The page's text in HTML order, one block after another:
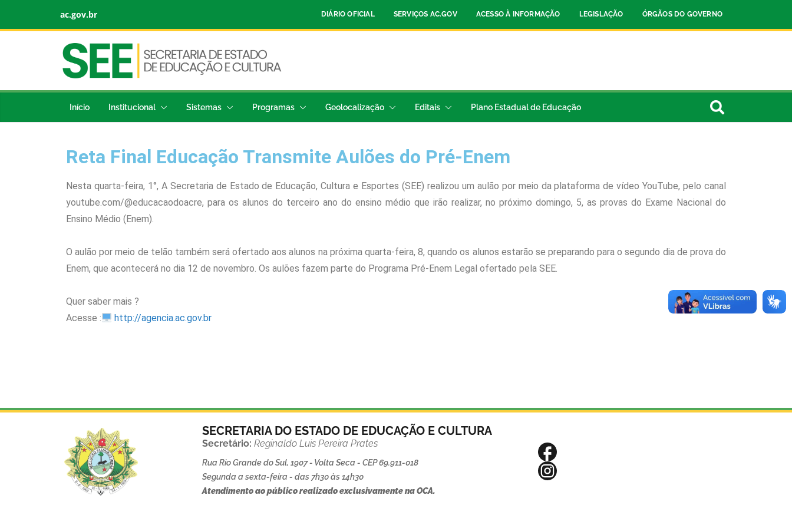
ac.gov.br DIÁRIO OFICIAL SERVIÇOS AC.GOV ACESSO À INFORMAÇÃO LEGISLAÇÃO ÓRGÃOS DO GOVERNO
Início Institucional Sistemas Programas Geolocalização Editais Plano Estadual de Educação
Reta Final Educação Transmite Aulões do Pré-Enem
Nesta quarta-feira, 1°, A Secretaria de Estado de Educação, Cultura e Esportes (SEE) realizou um aulão por meio da plataforma de vídeo YouTube, pelo canal
youtube.com/@educacaodoacre, para os alunos do terceiro ano do ensino médio que irão realizar, no próximo domingo, 5, as provas do Exame Nacional do
Ensino Médio (Enem).
O aulão por meio de telão também será ofertado aos alunos na próxima quarta-feira, 8, quando os alunos estarão se preparando para o segundo dia de prova do
Enem, que acontecerá no dia 12 de novembro. Os aulões fazem parte do Programa Pré-Enem Legal ofertado pela SEE.
Quer saber mais ?
Acesse :
http://agencia.ac.gov.br
SECRETARIA DO ESTADO DE EDUCAÇÃO E CULTURA
Secretário:Reginaldo Luis Pereira Prates
Rua Rio Grande do Sul, 1907 - Volta Seca - CEP 69.911-018
Segunda a sexta-feira - das 7h30 às 14h30
Atendimento ao público realizado exclusivamente na OCA.